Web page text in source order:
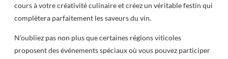
cours à votre créativité culinaire et créez un véritable festin qui
complètera parfaitement les saveurs du vin.
N’oubliez pas non plus que certaines régions viticoles
proposent des événements spéciaux où vous pouvez participer